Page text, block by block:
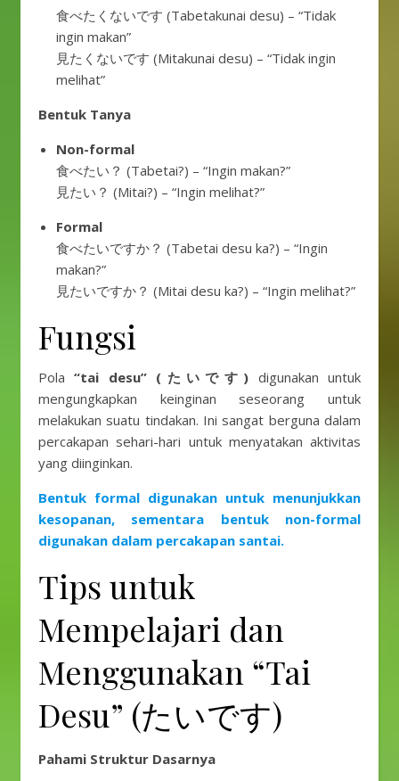
食べたくないです (Tabetakunai desu) – “Tidak
ingin makan”
見たくないです (Mitakunai desu) – “Tidak ingin
melihat”
Bentuk Tanya
Non-formal
食べたい？ (Tabetai?) – “Ingin makan?”
見たい？ (Mitai?) – “Ingin melihat?”
Formal
食べたいですか？ (Tabetai desu ka?) – “Ingin
makan?”
見たいですか？ (Mitai desu ka?) – “Ingin melihat?”
Fungsi
Pola “tai desu” (たいです) digunakan untuk
mengungkapkan keinginan seseorang untuk
melakukan suatu tindakan. Ini sangat berguna dalam
percakapan sehari-hari untuk menyatakan aktivitas
yang diinginkan.
Bentuk formal digunakan untuk menunjukkan
kesopanan, sementara bentuk non-formal
digunakan dalam percakapan santai.
Tips untuk
Mempelajari dan
Menggunakan “Tai
Desu” (たいです)
Pahami Struktur Dasarnya